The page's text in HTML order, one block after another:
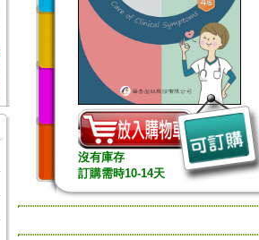
沒有庫存
訂購需時10-14天